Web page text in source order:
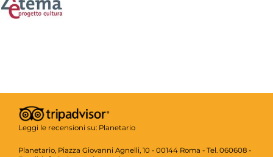
Leggi le recensioni su: Planetario
Planetario, Piazza Giovanni Agnelli, 10 - 00144 Roma - Tel. 060608 -